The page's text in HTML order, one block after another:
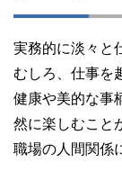
実務的に淡々と
むしろ、仕事を
健康や美的な事
然に楽しむこと
職場の人間関係